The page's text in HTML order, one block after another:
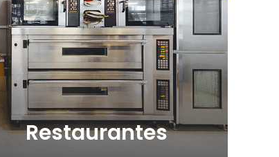
Restaurantes